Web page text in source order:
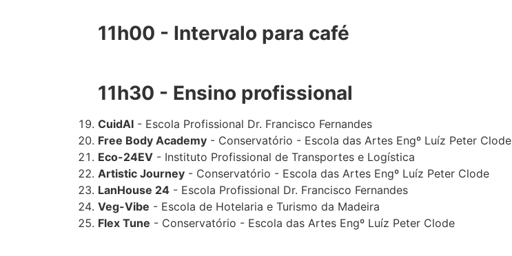
11h00 - Intervalo para café
11h30 - Ensino profissional
CuidAI - Escola Profissional Dr. Francisco Fernandes
Free Body Academy - Conservatório - Escola das Artes Engº Luíz Peter Clode
Eco-24EV - Instituto Profissional de Transportes e Logística
Artistic Journey - Conservatório - Escola das Artes Engº Luíz Peter Clode
LanHouse 24 - Escola Profissional Dr. Francisco Fernandes
Veg-Vibe - Escola de Hotelaria e Turismo da Madeira
Flex Tune - Conservatório - Escola das Artes Engº Luíz Peter Clode